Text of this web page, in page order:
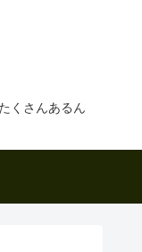
くさんあるん